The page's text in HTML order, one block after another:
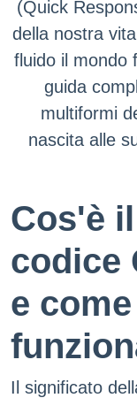
(Quick
della nostra
fluido il mondo
guida
multiformi
nascita alle
Cos'è il
codice
e come
Il significato